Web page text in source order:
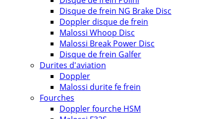
Disque de frein NG Brake Disc
Doppler disque de frein
Malossi Whoop Disc
Malossi Break Power Disc
Disque de frein Galfer
Durites d'aviation
Doppler
Malossi durite fe frein
Fourches
Doppler fourche HSM